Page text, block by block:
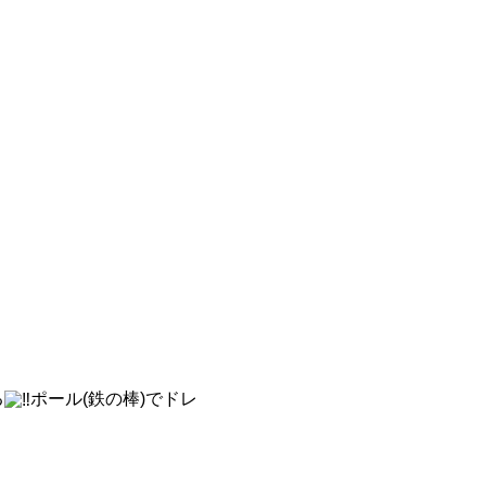
ポール(鉄の棒)でドレ